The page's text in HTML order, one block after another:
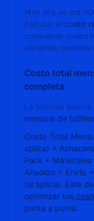
Más allá de los
calcular el costo
considerar todos
variables
Costo total
completa
La fórmula
mensual de
Costo Total
aplica) +
Pack +
Añadido + Envío
(si aplica). Este
optimizar tus
punta a punta.